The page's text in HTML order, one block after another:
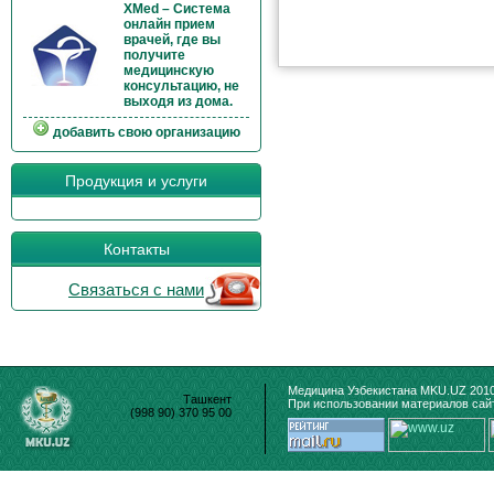
XMed – Система
онлайн прием
врачей, где вы
получите
медицинскую
консультацию, не
выходя из дома.
добавить свою организацию
Продукция и услуги
Контакты
Связаться с нами
Ташкент
(998 90) 370 95 00
Медицина Узбекистана MKU.UZ
При использовании материалов